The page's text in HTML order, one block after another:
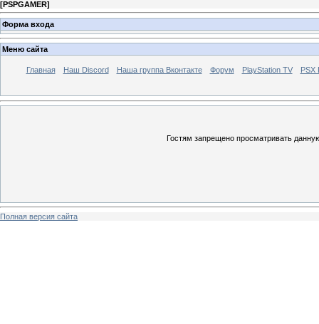
[PSPGAMER]
Форма входа
Меню сайта
Главная Наш Discord Наша группа Вконтакте Форум PlayStation TV PSX
Гостям запрещено просматривать
Полная версия сайта